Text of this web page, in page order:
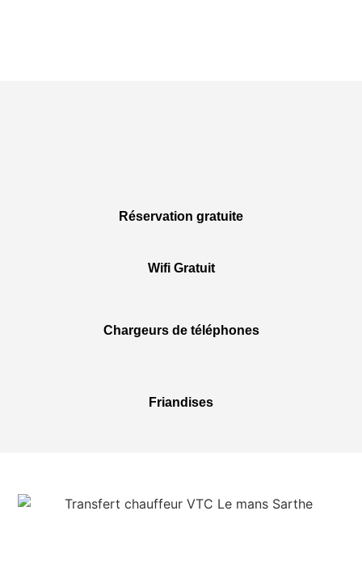
Réservation gratuite
Wifi Gratuit
Chargeurs de téléphones
Friandises